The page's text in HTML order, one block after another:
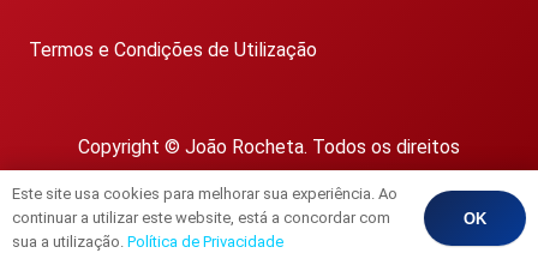
Termos e Condições de Utilização
Copyright © João Rocheta. Todos os direitos
reservados.
AMI 1718
Este site usa cookies para melhorar sua experiência. Ao
continuar a utilizar este website, está a concordar com
sua a utilização. Política de Privacidade
OK